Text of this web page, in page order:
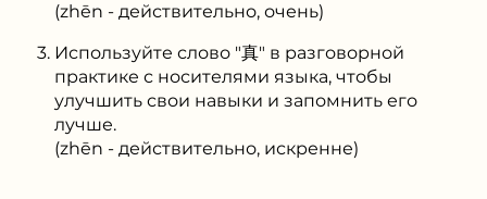
(zhēn - действительно, очень)
Используйте слово "真" в разговорной
практике с носителями языка, чтобы
улучшить свои навыки и запомнить его
лучше.
(zhēn - действительно, искренне)